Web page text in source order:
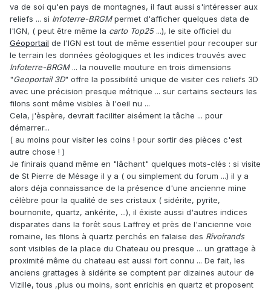
va de soi qu'en pays de montagnes, il faut aussi s'intéresser aux
reliefs ... si Infoterre-BRGMpermet d'afficher quelques data de
l'IGN, ( peut être même la carto Top25...), le site officiel du
Géoportail de l'IGN est tout de même essentiel pour recouper sur
le terrain les données géologiques et les indices trouvés avec
Infoterre-BRGM... la nouvelle mouture en trois dimensions
"Geoportail 3D" offre la possibilité unique de visiter ces reliefs 3D
avec une précision presque métrique ... sur certains secteurs les
filons sont même visbles à l'oeil nu ...
Cela, j'èspère, devrait faciliter aisément la tâche ... pour
démarrer...
( au moins pour visiter les coins ! pour sortir des pièces c'est
autre chose ! )
Je finirais quand même en "lâchant" quelques mots-clés : si visite
de St Pierre de Mésage il y a ( ou simplement du forum ...) il y a
alors déja connaissance de la présence d'une ancienne mine
célèbre pour la qualité de ses cristaux ( sidérite, pyrite,
bournonite, quartz, ankérite, ...), il éxiste aussi d'autres indices
disparates dans la forêt sous Laffrey et près de l'ancienne voie
romaine, les filons à quartz perchés en falaise des Rivoirands
sont visibles de la place du Chateau ou presque ... un grattage à
proximité même du chateau est aussi fort connu ... De fait, les
anciens grattages à sidérite se comptent par dizaines autour de
Vizille, tous ,plus ou moins, sont enrichis en quartz et proposent